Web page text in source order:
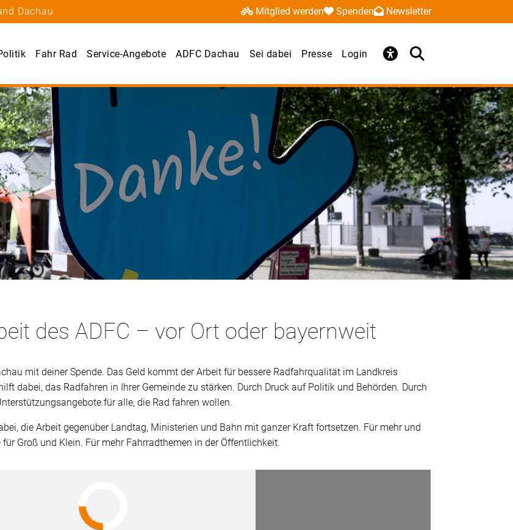
Dachau Mitglied werden Spenden Newsletter
Fahr Rad Service-Angebote ADFC Dachau Sei dabei Presse Login
des ADFC – vor Ort oder bayernweit
mit deiner Spende. Das Geld kommt der Arbeit für bessere Radfahrqualität im Landkreis
dabei, das Radfahren in Ihrer Gemeinde zu stärken. Durch Druck auf Politik und Behörden. Durch
für alle, die Rad fahren wollen.
die Arbeit gegenüber Landtag, Ministerien und Bahn mit ganzer Kraft fortsetzen. Für mehr und
Groß und Klein. Für mehr Fahrradthemen in der Öffentlichkeit.